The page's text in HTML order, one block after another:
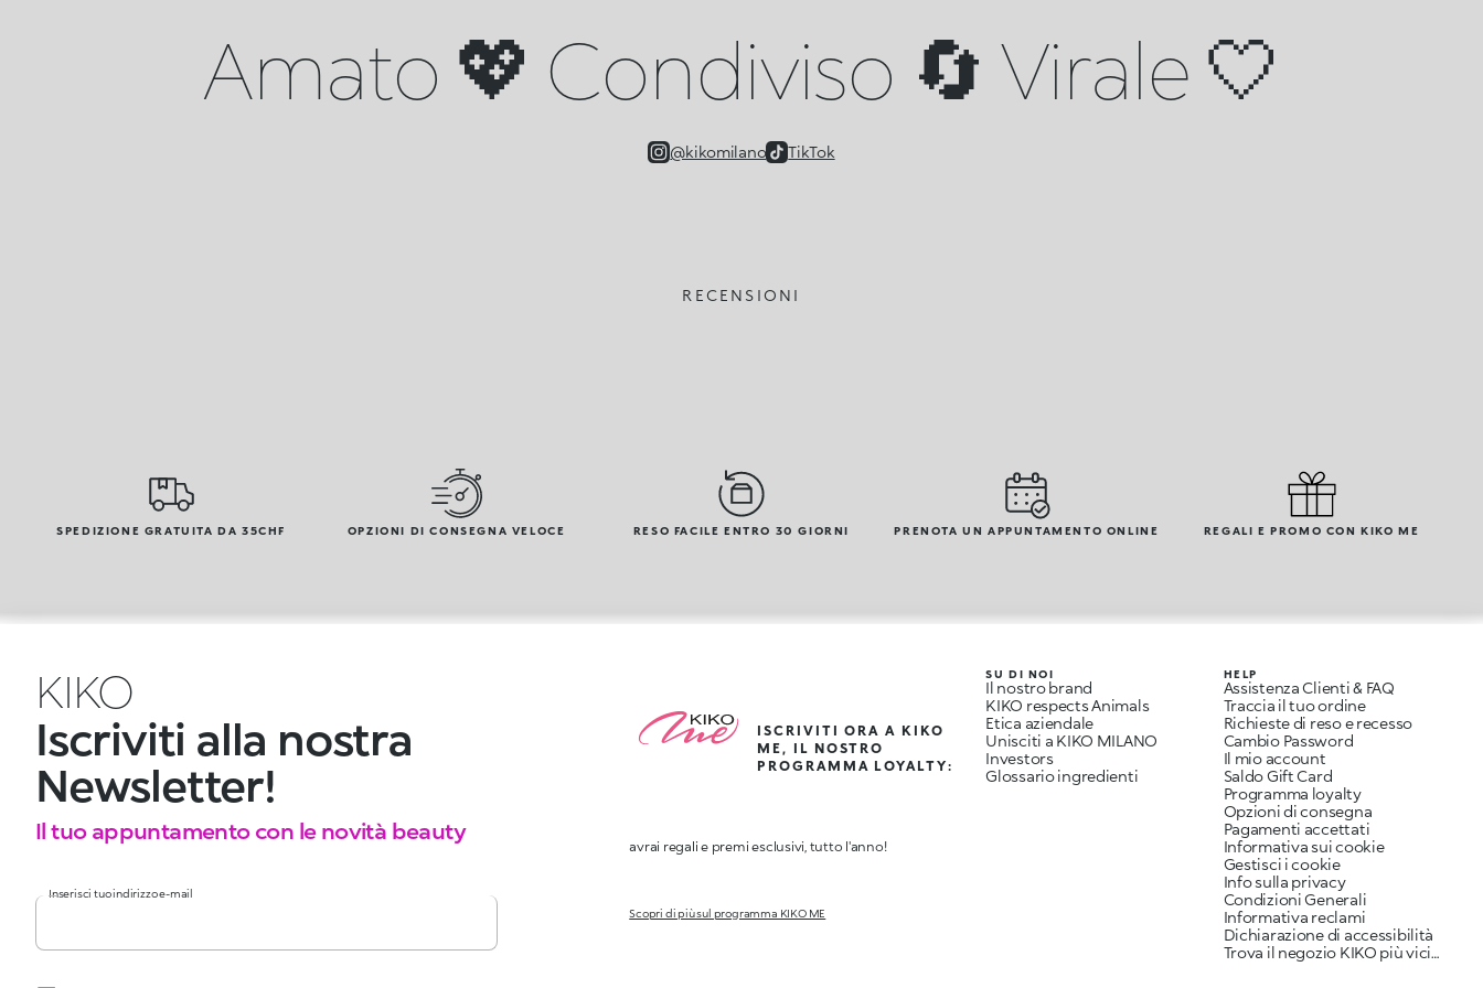
Amato 💖 Condiviso 🔄 Virale 🤍
@kikomilano TikTok
RECENSIONI
SPEDIZIONE GRATUITA DA 35CHF OPZIONI DI CONSEGNA VELOCE RESO FACILE ENTRO 30 GIORNI PRENOTA UN APPUNTAMENTO ONLINE REGALI E PROMO CON KIKO ME
KIKO
Iscriviti alla nostra
Newsletter!
Il tuo appuntamento con le novità beauty
Inserisci tuo indirizzo e-mail
ISCRIVITI ORA A KIKO
ME, IL NOSTRO
PROGRAMMA LOYALTY:
avrai regali e premi esclusivi, tutto l'anno!
Scopri di più sul programma KIKO ME
SU DI NOI
Il nostro brand
KIKO respects Animals
Etica aziendale
Unisciti a KIKO MILANO
Investors
Glossario ingredienti
HELP
Assistenza Clienti & FAQ
Traccia il tuo ordine
Richieste di reso e recesso
Cambio Password
Il mio account
Saldo Gift Card
Programma loyalty
Opzioni di consegna
Pagamenti accettati
Informativa sui cookie
Gestisci i cookie
Info sulla privacy
Condizioni Generali
Informativa reclami
Dichiarazione di accessibilità
Trova il negozio KIKO più vicino a te